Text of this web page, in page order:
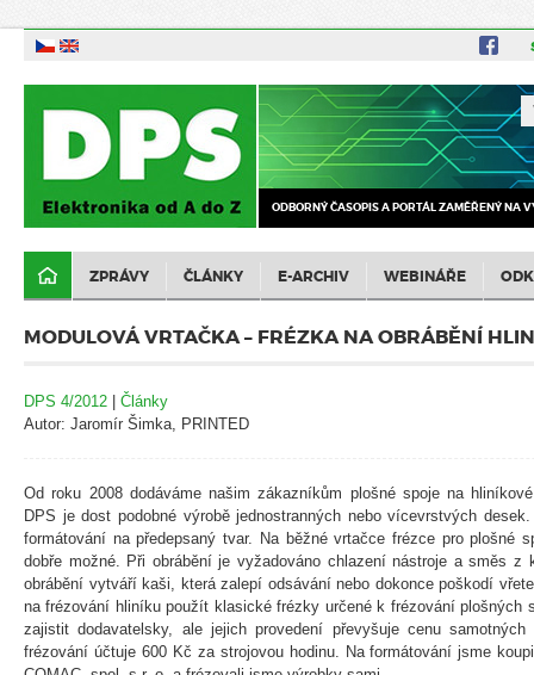
ODBORNÝ ČASOPIS A PORTÁL ZAMĚŘENÝ NA
ZPRÁVY ČLÁNKY E-ARCHIV WEBINÁŘE
MODULOVÁ VRTAČKA – FRÉZKA NA OBRÁBĚNÍ
DPS 4/2012 | Články
Autor: Jaromír Šimka, PRINTED
Od roku 2008 dodáváme našim zákazníkům plošné spoje na
DPS je dost podobné výrobě jednostranných nebo vícevrstvých
formátování na předepsaný tvar. Na běžné vrtačce frézce pro plošné
dobře možné. Při obrábění je vyžadováno chlazení nástroje a směs z
obrábění vytváří kaši, která zalepí odsávání nebo dokonce poškodí
na frézování hliníku použít klasické frézky určené k frézování plošných
zajistit dodavatelsky, ale jejich provedení převyšuje cenu
frézování účtuje 600 Kč za strojovou hodinu. Na formátování jsme